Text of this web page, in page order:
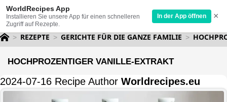
WorldRecipes App
Installieren Sie unsere App für einen schnelleren
Zugriff auf Rezepte.
In der App öffnen ×
REZEPTE GERICHTE FÜR DIE GANZE FAMILIE
HOCHPROZENTIGER VANILLE-EXTRAKT
2024-07-16 Recipe Author Worldrecipes.eu